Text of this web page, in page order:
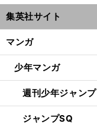
集英社サイト
マンガ
少年マンガ
週刊少年ジャンプ
ジャンプSQ